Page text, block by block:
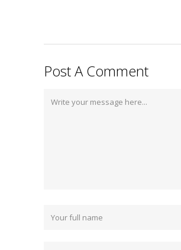
Post A Comment